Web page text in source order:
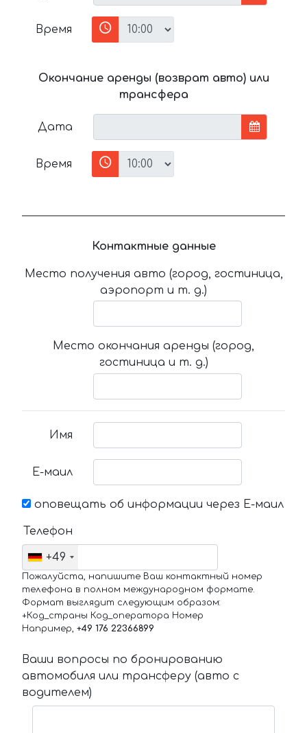
Время
Окончание аренды (возврат авто) или
трансфера
Дата
Время
Контактные данные
Место получения авто (город, гостиница,
аэропорт и т. д.)
Место окончания аренды (город,
гостиница и т. д.)
Имя
Е-маил
оповещать об информации через Е-маил
Телефон
+49
Пожалуйста, напишите Ваш контактный номер
телефона в полном международном формате.
Формат выглядит следующим образом:
+Код_страны Код_оператора Номер
Например, +49 176 22366899
Ваши вопросы по бронированию
автомобиля или трансферу (авто с
водителем)